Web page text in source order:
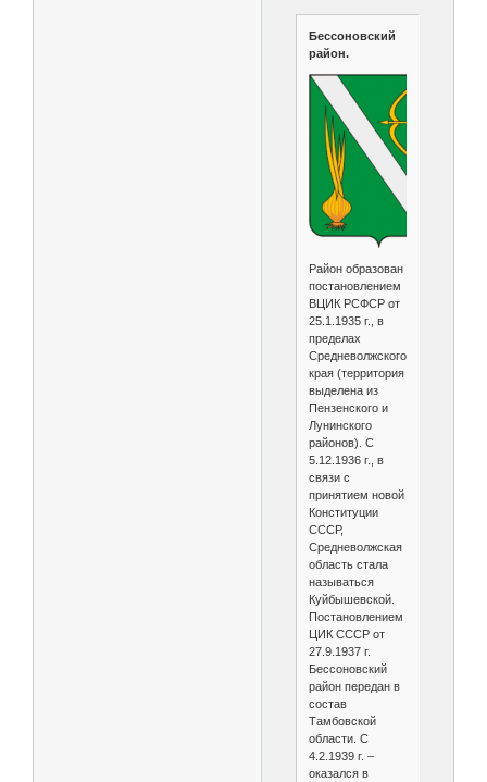
Бессоновский
район.
Район образован
постановлением
ВЦИК РСФСР от
25.1.1935 г., в
пределах
Средневолжского
края (территория
выделена из
Пензенского и
Лунинского
районов). С
5.12.1936 г., в
связи с
принятием новой
Конституции
СССР,
Средневолжская
область стала
называться
Куйбышевской.
Постановлением
ЦИК СССР от
27.9.1937 г.
Бессоновский
район передан в
состав
Тамбовской
области. С
4.2.1939 г. –
оказался в